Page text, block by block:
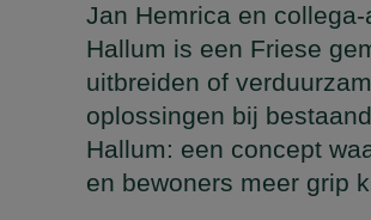
Jan Hemrica en
Hallum is een Friese
uitbreiden of
oplossingen bij
Hallum: een concept
en bewoners meer grip